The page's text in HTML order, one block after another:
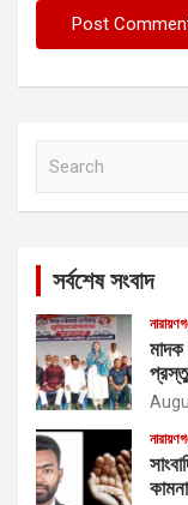
সর্বশেষ সংবাদ
মাদক